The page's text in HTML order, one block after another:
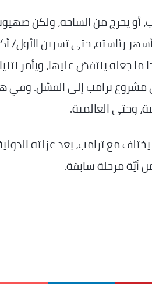
أو يخرج من الساحة، ولكن
جعله ينتفض عليها، ويأمر
ترامب إلى الفشل. وفي
وحتى العالمية.
مع ترامب، بعد عزلته
أيّة مرحلة سابقة.